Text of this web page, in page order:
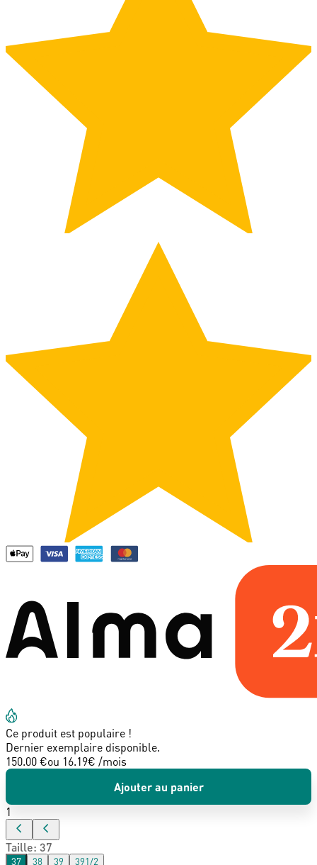
Ce produit est populaire !
Dernier exemplaire disponible.
150.00 €ou 16.19€ /mois
Ajouter au panier
1
Taille: 37
37 38 39 391/2